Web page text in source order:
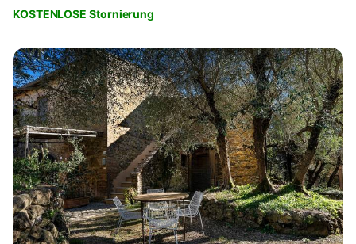
KOSTENLOSE Stornierung